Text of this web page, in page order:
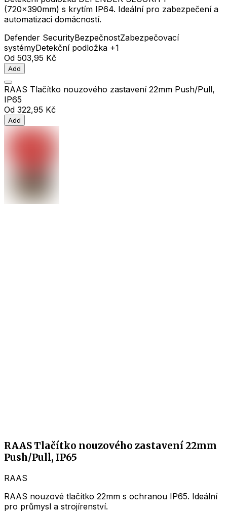
(720x390mm) s krytím IP64. Ideální pro zabezpečení a
automatizaci domácností.
Defender SecurityBezpečnostZabezpečovací
systémyDetekční podložka +1
Od 503,95 Kč
Add
RAAS Tlačítko nouzového zastavení 22mm Push/Pull,
IP65
Od 322,95 Kč
Add
RAAS Tlačítko nouzového zastavení 22mm
Push/Pull, IP65
RAAS
RAAS nouzové tlačítko 22mm s ochranou IP65. Ideální
pro průmysl a strojírenství.